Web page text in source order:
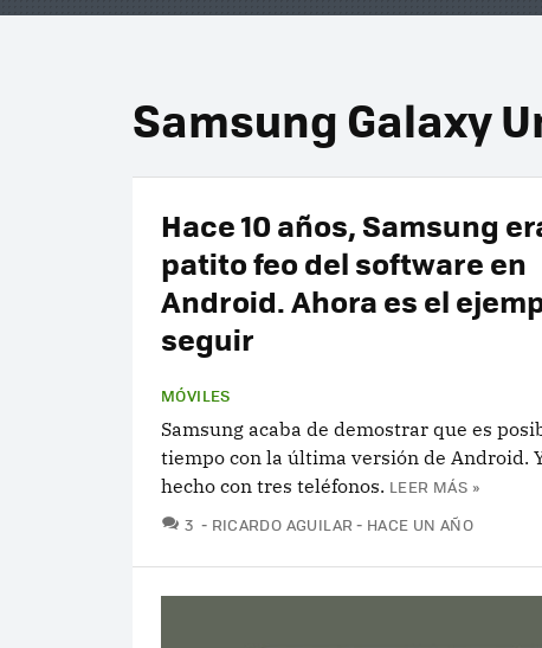
Samsung Galaxy
Hace 10 años, Samsung
patito feo del software en
Android. Ahora es el
seguir
MÓVILES
Samsung acaba de demostrar que es
tiempo con la última versión de Android.
hecho con tres teléfonos. LEER MÁS »
3 COMENTARIOS
RICARDO AGUILAR HACE UN AÑO